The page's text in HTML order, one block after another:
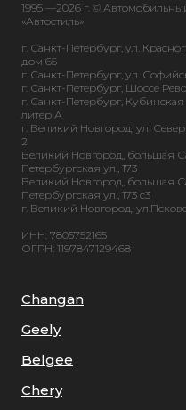
1995 —2026 г. ©
«Автостиль»
г. Санкт-Петербург, ул.
дом 65
г. Санкт-Петербург, ул.
г. Санкт-Петербург, Шоссе
г. Санкт-Петербург, Кубинская
литер А
г. Великий Новгород, ул.
2
Великий Новгород, большая
Петербургская ул., 173
Великий Новгород, большая
Петербургская ул., 173 с3
г. Великий Новгород,
ИНН: 7805752165
ОГРН: 1197847129468
Changan
Geely
Belgee
Chery